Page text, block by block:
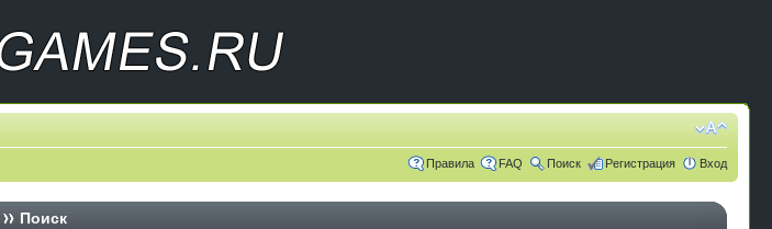
Правила FAQ Поиск Регистрация Вход
Поиск